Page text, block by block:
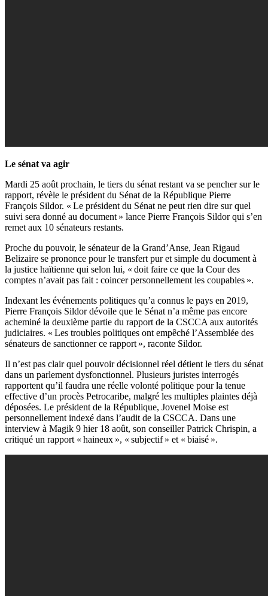
Le sénat va agir
Mardi 25 août prochain, le tiers du sénat restant va se pencher sur le
rapport, révèle le président du Sénat de la République Pierre
François Sildor. « Le président du Sénat ne peut rien dire sur quel
suivi sera donné au document » lance Pierre François Sildor qui s’en
remet aux 10 sénateurs restants.
Proche du pouvoir, le sénateur de la Grand’Anse, Jean Rigaud
Belizaire se prononce pour le transfert pur et simple du document à
la justice haïtienne qui selon lui, « doit faire ce que la Cour des
comptes n’avait pas fait : coincer personnellement les coupables ».
Indexant les événements politiques qu’a connus le pays en 2019,
Pierre François Sildor dévoile que le Sénat n’a même pas encore
acheminé la deuxième partie du rapport de la CSCCA aux autorités
judiciaires. « Les troubles politiques ont empêché l’Assemblée des
sénateurs de sanctionner ce rapport », raconte Sildor.
Il n’est pas clair quel pouvoir décisionnel réel détient le tiers du sénat
dans un parlement dysfonctionnel. Plusieurs juristes interrogés
rapportent qu’il faudra une réelle volonté politique pour la tenue
effective d’un procès Petrocaribe, malgré les multiples plaintes déjà
déposées. Le président de la République, Jovenel Moise est
personnellement indexé dans l’audit de la CSCCA. Dans une
interview à Magik 9 hier 18 août, son conseiller Patrick Chrispin, a
critiqué un rapport « haineux », « subjectif » et « biaisé ».